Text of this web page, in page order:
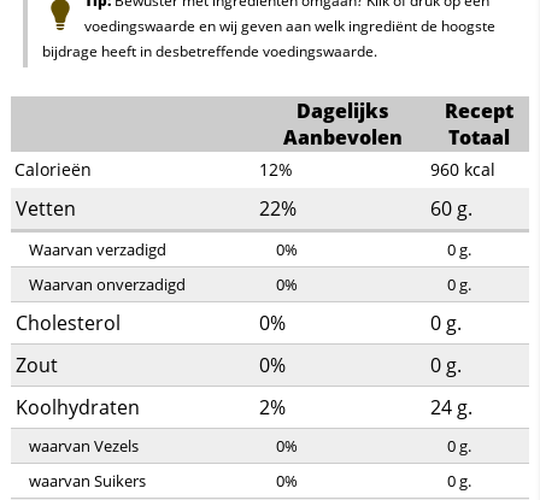
voedingswaarde en wij geven aan welk ingrediënt de hoogste
bijdrage heeft in desbetreffende voedingswaarde.
Dagelijks
Aanbevolen
Recept
Totaal
Calorieën 12% 960 kcal
Vetten 22% 60g.
Waarvan verzadigd 0% 0g.
Waarvan onverzadigd
0% 0g.
Cholesterol 0% 0g.
Zout
0% 0g.
Koolhydraten
2% 24g.
waarvan Vezels 0% 0g.
waarvan Suikers
0% 0g.